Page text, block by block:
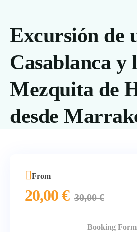
Excursión de
Casablanca y
Mezquita de
desde
From
20,00€ 30,00€
Booking Form